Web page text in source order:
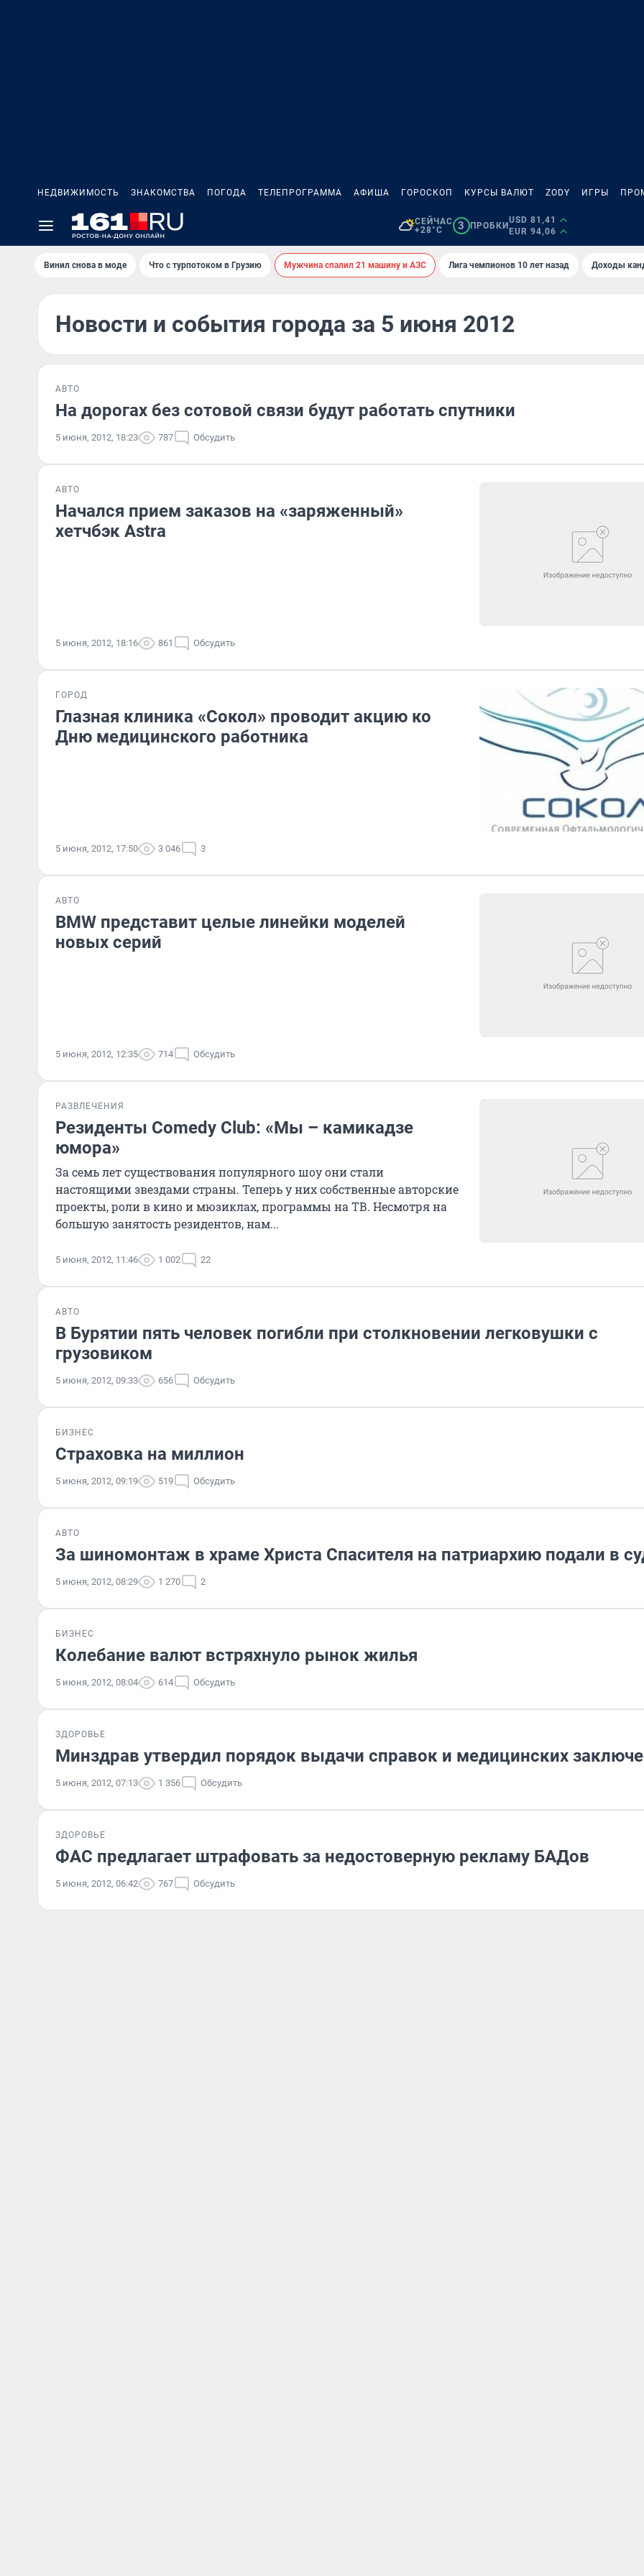
НЕДВИЖИМОСТЬ ЗНАКОМСТВА ПОГОДА ТЕЛЕПРОГРАММА АФИША ГОРОСКОП КУРСЫ ВАЛЮТ ZODY ИГРЫ
СЕЙЧАС
+28°C
3 ПРОБКИ
USD 81,41
EUR 94,06
Винил снова в моде Что с турпотоком в Грузию Мужчина спалил 21 машину и АЗС Лига чемпионов 10 лет назад Доходы
Новости и события города за 5 июня 2012
АВТО
На дорогах без сотовой связи будут работать спутники
5 июня, 2012, 18:23 787 Обсудить
АВТО
Начался прием заказов на «заряженный»
хетчбэк Astra
5 июня, 2012, 18:16 861 Обсудить
ГОРОД
Глазная клиника «Сокол» проводит акцию ко
Дню медицинского работника
5 июня, 2012, 17:50 3 046 3
АВТО
BMW представит целые линейки моделей
новых серий
5 июня, 2012, 12:35 714 Обсудить
РАЗВЛЕЧЕНИЯ
Резиденты Comedy Club: «Мы – камикадзе
юмора»
За семь лет существования популярного шоу они стали
настоящими звездами страны. Теперь у них собственные авторские
проекты, роли в кино и мюзиклах, программы на ТВ. Несмотря на
большую занятость резидентов, нам...
5 июня, 2012, 11:46 1 002 22
АВТО
В Бурятии пять человек погибли при столкновении легковушки с
грузовиком
5 июня, 2012, 09:33 656 Обсудить
БИЗНЕС
Страховка на миллион
5 июня, 2012, 09:19 519 Обсудить
АВТО
За шиномонтаж в храме Христа Спасителя на патриархию подали в
5 июня, 2012, 08:29 1 270 2
БИЗНЕС
Колебание валют встряхнуло рынок жилья
5 июня, 2012, 08:04 614 Обсудить
ЗДОРОВЬЕ
Минздрав утвердил порядок выдачи справок и медицинских
5 июня, 2012, 07:13 1 356 Обсудить
ЗДОРОВЬЕ
ФАС предлагает штрафовать за недостоверную рекламу БАДов
5 июня, 2012, 06:42 767 Обсудить